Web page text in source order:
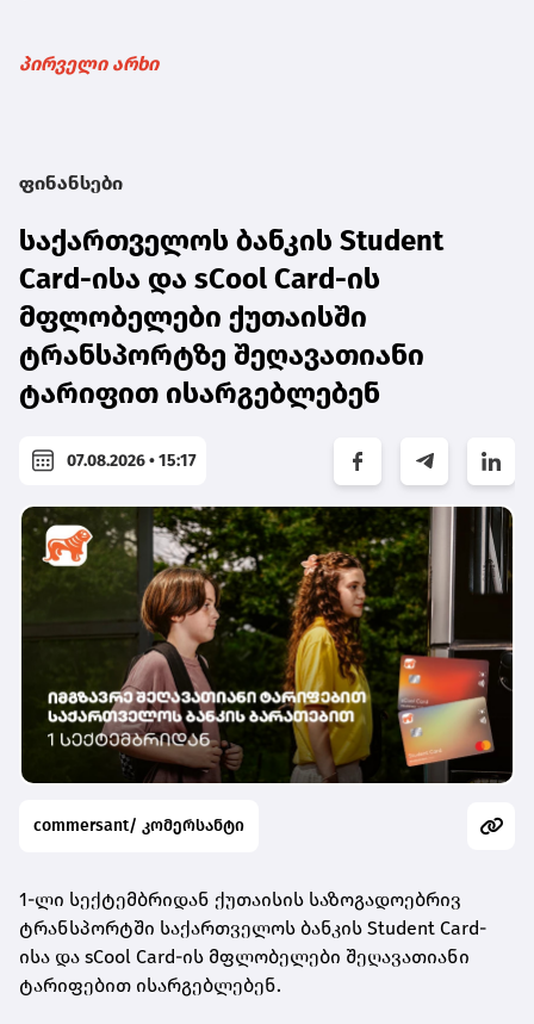
პირველი არხი
ფინანსები
საქართველოს ბანკის Student
Card-ისა და sCool Card-ის
მფლობელები ქუთაისში
ტრანსპორტზე შეღავათიანი
ტარიფით ისარგებლებენ
07.08.2026 • 15:17
commersant/ კომერსანტი
1-ლი სექტემბრიდან ქუთაისის საზოგადოებრივ
ტრანსპორტში საქართველოს ბანკის Student Card-
ისა და sCool Card-ის მფლობელები შეღავათიანი
ტარიფებით ისარგებლებენ.